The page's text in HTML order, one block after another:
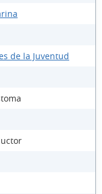
de la Juventud